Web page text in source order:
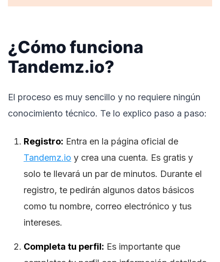
¿Cómo funciona
Tandemz.io?
El proceso es muy sencillo y no requiere ningún
conocimiento técnico. Te lo explico paso a paso:
Registro: Entra en la página oficial de
Tandemz.io y crea una cuenta. Es gratis y
solo te llevará un par de minutos. Durante el
registro, te pedirán algunos datos básicos
como tu nombre, correo electrónico y tus
intereses.
Completa tu perfil: Es importante que